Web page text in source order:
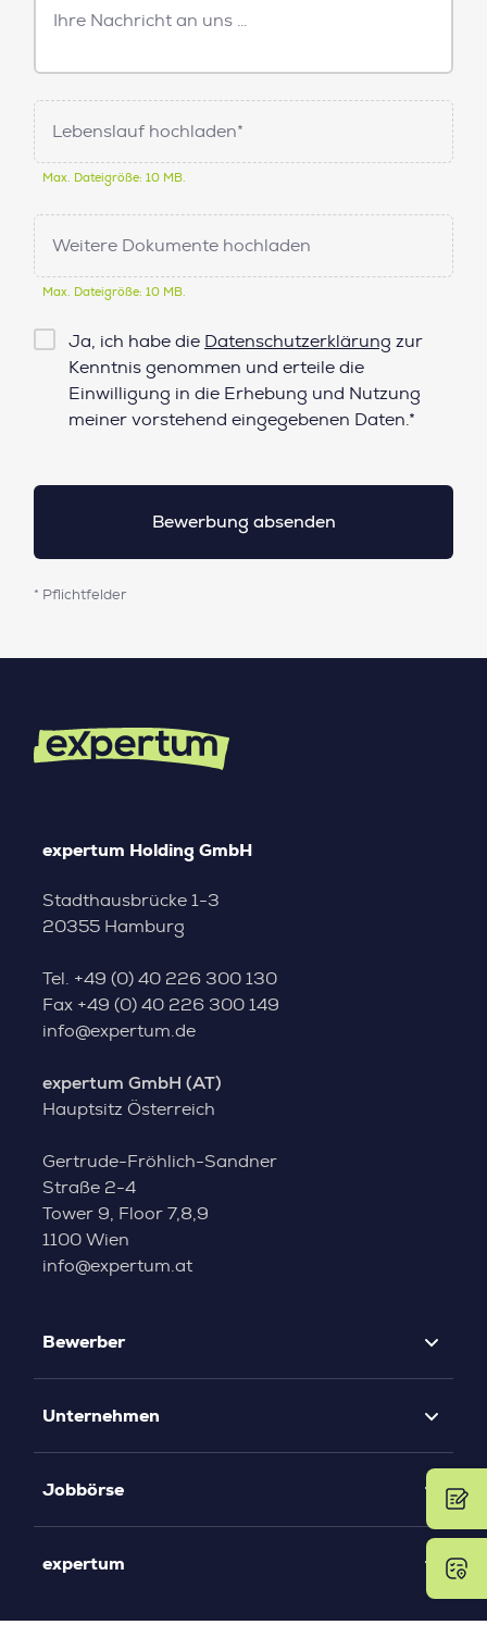
Nachricht
Lebenslauf hochladen*
Max. Dateigröße: 10 MB.
Weitere Dokumente hochladen
Max. Dateigröße: 10 MB.
Checkbox
Datenschutz*
Ja, ich habe die Datenschutzerklärung zur
Kenntnis genommen und erteile die
Einwilligung in die Erhebung und Nutzung
meiner vorstehend eingegebenen Daten.*
* Pflichtfelder
expertum Holding GmbH
Stadthausbrücke 1-3
20355 Hamburg
Tel. +49 (0) 40 226 300 130
Fax +49 (0) 40 226 300 149
info@expertum.de
expertum GmbH (AT)
Hauptsitz Österreich
Gertrude-Fröhlich-Sandner
Straße 2-4
Tower 9, Floor 7,8,9
1100 Wien
info@expertum.at
Bewerber
Unternehmen
Jobbörse
expertum